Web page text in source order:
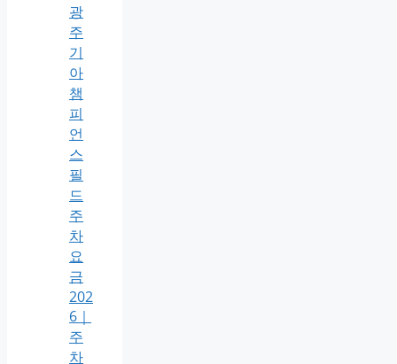
광
주
기
아
챔
피
언
스
필
드
주
차
요
금
202
6｜
주
차